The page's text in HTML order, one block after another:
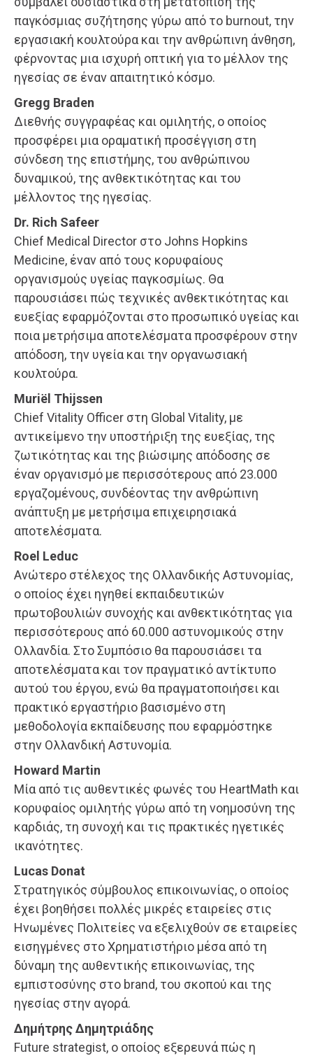
παγκόσμιας συζήτησης γύρω από το burnout, την
εργασιακή κουλτούρα και την ανθρώπινη άνθηση,
φέρνοντας μια ισχυρή οπτική για το μέλλον της
ηγεσίας σε έναν απαιτητικό κόσμο.
Gregg Braden
Διεθνής συγγραφέας και ομιλητής, ο οποίος
προσφέρει μια οραματική προσέγγιση στη
σύνδεση της επιστήμης, του ανθρώπινου
δυναμικού, της ανθεκτικότητας και του
μέλλοντος της ηγεσίας.
Dr. Rich Safeer
Chief Medical Director στο Johns Hopkins
Medicine, έναν από τους κορυφαίους
οργανισμούς υγείας παγκοσμίως. Θα
παρουσιάσει πώς τεχνικές ανθεκτικότητας και
ευεξίας εφαρμόζονται στο προσωπικό υγείας και
ποια μετρήσιμα αποτελέσματα προσφέρουν στην
απόδοση, την υγεία και την οργανωσιακή
κουλτούρα.
Muriël Thijssen
Chief Vitality Officer στη Global Vitality, με
αντικείμενο την υποστήριξη της ευεξίας, της
ζωτικότητας και της βιώσιμης απόδοσης σε
έναν οργανισμό με περισσότερους από 23.000
εργαζομένους, συνδέοντας την ανθρώπινη
ανάπτυξη με μετρήσιμα επιχειρησιακά
αποτελέσματα.
Roel Leduc
Ανώτερο στέλεχος της Ολλανδικής Αστυνομίας,
ο οποίος έχει ηγηθεί εκπαιδευτικών
πρωτοβουλιών συνοχής και ανθεκτικότητας για
περισσότερους από 60.000 αστυνομικούς στην
Ολλανδία. Στο Συμπόσιο θα παρουσιάσει τα
αποτελέσματα και τον πραγματικό αντίκτυπο
αυτού του έργου, ενώ θα πραγματοποιήσει και
πρακτικό εργαστήριο βασισμένο στη
μεθοδολογία εκπαίδευσης που εφαρμόστηκε
στην Ολλανδική Αστυνομία.
Howard Martin
Μία από τις αυθεντικές φωνές του HeartMath και
κορυφαίος ομιλητής γύρω από τη νοημοσύνη της
καρδιάς, τη συνοχή και τις πρακτικές ηγετικές
ικανότητες.
Lucas Donat
Στρατηγικός σύμβουλος επικοινωνίας, ο οποίος
έχει βοηθήσει πολλές μικρές εταιρείες στις
Ηνωμένες Πολιτείες να εξελιχθούν σε εταιρείες
εισηγμένες στο Χρηματιστήριο μέσα από τη
δύναμη της αυθεντικής επικοινωνίας, της
εμπιστοσύνης στο brand, του σκοπού και της
ηγεσίας στην αγορά.
Δημήτρης Δημητριάδης
Future strategist, ο οποίος εξερευνά πώς η